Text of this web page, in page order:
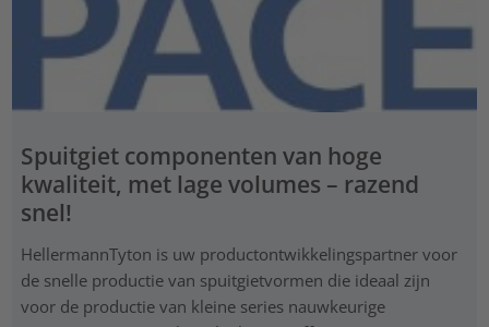
Spuitgiet componenten van hoge
kwaliteit, met lage volumes – razend
snel!
HellermannTyton is uw productontwikkelingspartner voor
de snelle productie van spuitgietvormen die ideaal zijn
voor de productie van kleine series nauwkeurige